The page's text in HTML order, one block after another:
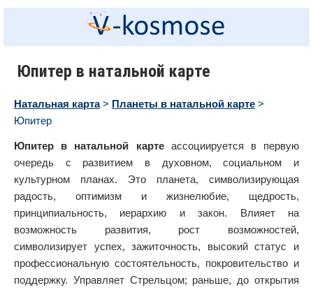
Юпитер в натальной карте
Натальная карта> Планеты в натальной карте >
Юпитер
Юпитер в натальной картеассоциируется в первую
очередь с развитием в духовном, социальном и
культурном планах. Это планета, символизирующая
радость, оптимизм и жизнелюбие, щедрость,
принципиальность, иерархию и закон. Влияет на
возможность развития, рост возможностей,
символизирует успех, зажиточность, высокий статус и
профессиональную состоятельность, покровительство и
поддержку. Управляет Стрельцом; раньше, до открытия